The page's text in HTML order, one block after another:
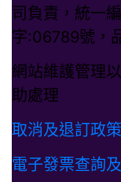
司負責，統一
字:06789號，
網站維護管理
助處理
取消及退訂政策
電子發票查詢